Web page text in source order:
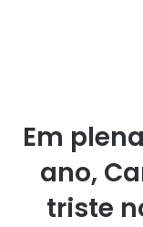
Em
ano,
triste